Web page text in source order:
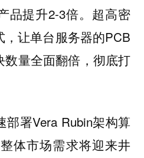
品提升2-3倍。超高密
让单台服务器的PCB
量全面翻倍，彻底打
署Vera Rubin架构算
体市场需求将迎来井